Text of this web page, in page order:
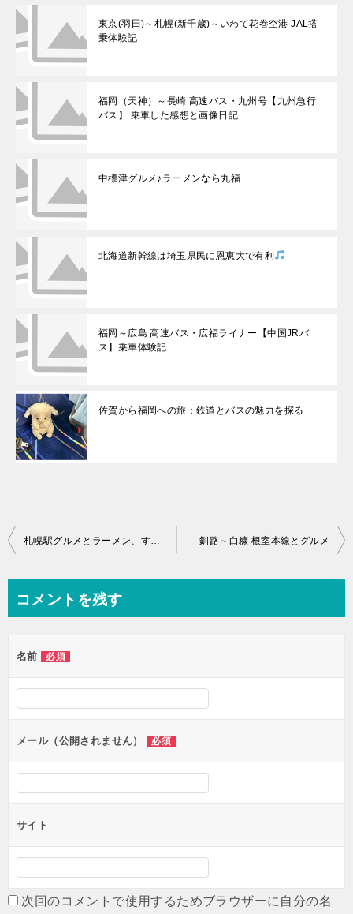
東京(羽田)～札幌(新千歳)～いわて花巻空港 JAL搭
乗体験記
福岡（天神）～長崎 高速バス・九州号【九州急行
バス】 乗車した感想と画像日記
中標津グルメ♪ラーメンなら丸福
北海道新幹線は埼玉県民に恩恵大で有利
福岡～広島 高速バス・広福ライナー【中国JRバ
ス】乗車体験記
佐賀から福岡への旅：鉄道とバスの魅力を探る
投
ビ
ー
シ
ョ
ン
釧路～白糠 根室本線とグルメ
コメントを残す
名前 必須
メール（公開されません） 必須
サイト
次回のコメントで使用するためブラウザーに自分の名